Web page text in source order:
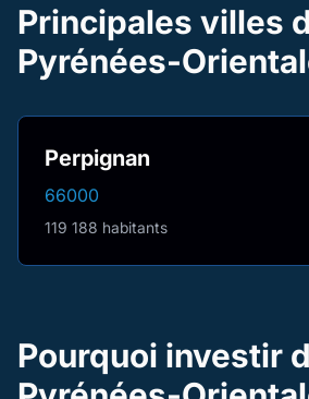
Principales villes
Pyrénées-
Perpignan
66000
119 188 habitants
Pourquoi investir